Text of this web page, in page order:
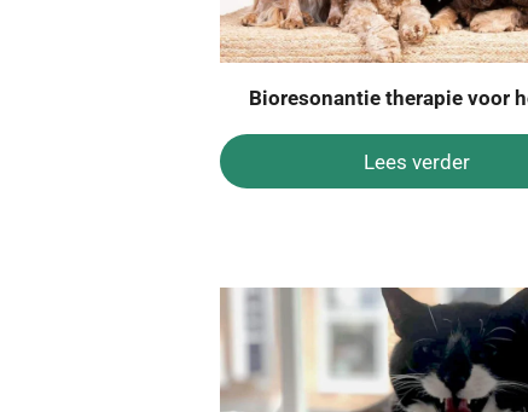
Bioresonantie therapie voor
Lees verder